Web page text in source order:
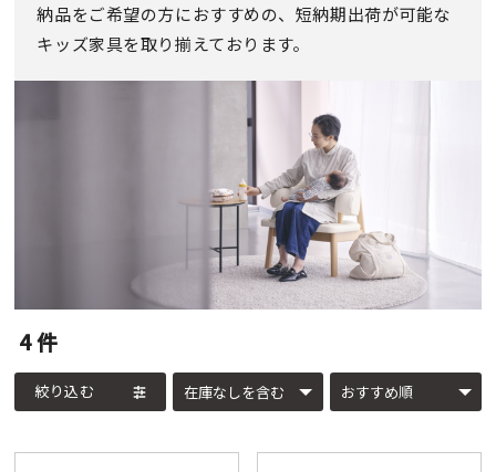
納品をご希望の方におすすめの、短納期出荷が可能な
キッズ家具を取り揃えております。
4件
絞り込む